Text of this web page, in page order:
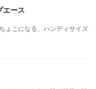
エース
ょこになる、ハンディサイズ